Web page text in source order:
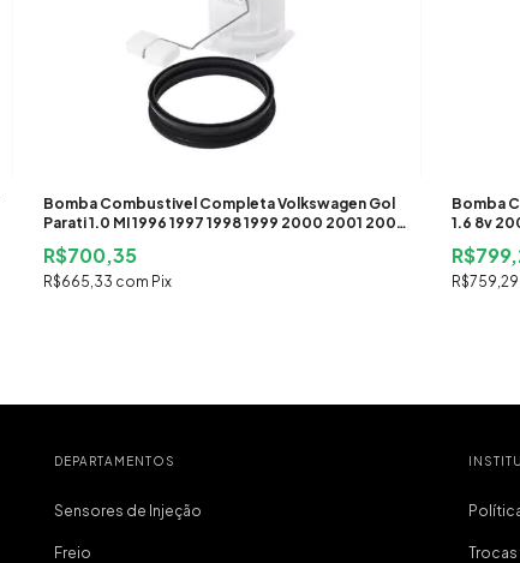
Bomba Combustivel Completa Volkswagen Gol
Parati 1.0 MI 1996 1997 1998 1999 2000 2001 2002
R$700,35
R$665,33 com Pix
Bomba
1.6 8v
R$759,29
DEPARTAMENTOS
Sensores de Injeção
Freio